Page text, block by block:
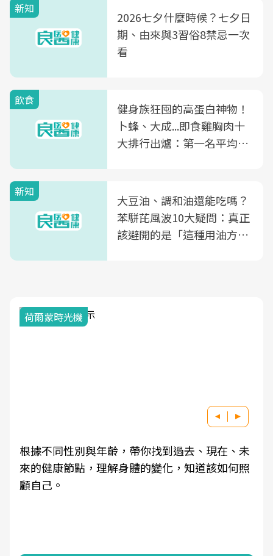
新知
2026七夕什麼時候？七夕日
期、由來與3習俗8禁忌一次
看
飲食
健身族狂囤的高蛋白神物！
卜蜂、大成...即食雞胸肉十
大排行出爐：第一名平均一
新知
大豆油、調和油還能吃嗎？
苯駢芘風波10大疑問：真正
該避開的是「這種用油方
荷爾蒙時光機
根據不同性別與年齡，帶你找到過去、現在、未
來的健康節點，理解身體的變化，知道該如何照
顧自己。